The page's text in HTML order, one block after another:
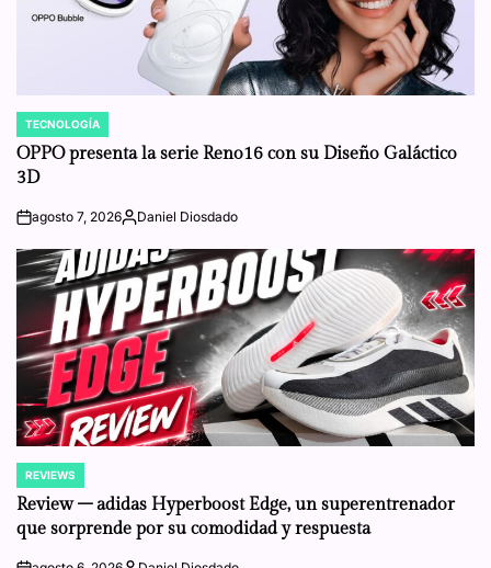
POSTED
IN
TECNOLOGÍA
OPPO presenta la serie Reno16 con su Diseño Galáctico
3D
onagosto 7, 2026Posted
Daniel Diosdado
POSTED
IN
REVIEWS
Review – adidas Hyperboost Edge, un superentrenador
que sorprende por su comodidad y respuesta